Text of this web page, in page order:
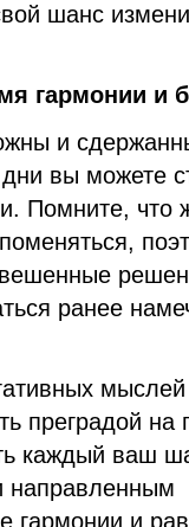
шанс
гармонии и
и
вы можете
Помните, что
ранее
преградой
каждый ваш
направленным
гармонии и